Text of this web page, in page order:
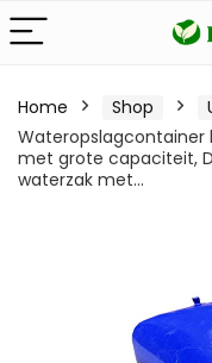
Home Shop
Wateropslagcontainer
met grote capaciteit,
waterzak met…